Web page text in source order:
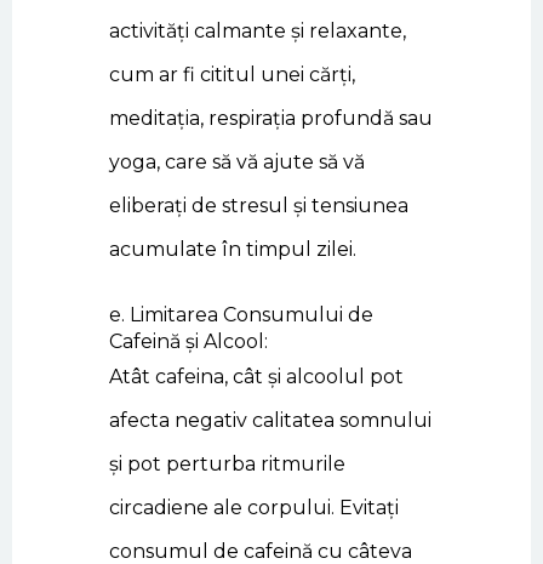
activități calmante și relaxante,
cum ar fi cititul unei cărți,
meditația, respirația profundă sau
yoga, care să vă ajute să vă
eliberați de stresul și tensiunea
acumulate în timpul zilei.
e. Limitarea Consumului de
Cafeină și Alcool:
Atât cafeina, cât și alcoolul pot
afecta negativ calitatea somnului
și pot perturba ritmurile
circadiene ale corpului. Evitați
consumul de cafeină cu câteva